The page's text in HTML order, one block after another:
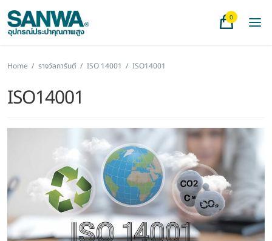
0
Home / รางวัลการันตี / ISO 14001 / ISO14001
ISO14001